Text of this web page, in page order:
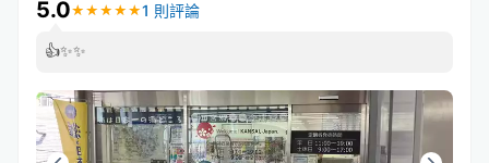
5.0★ ★ ★ ★ ★
★ ★ ★ ★ ★1 則評論
👍✨✨